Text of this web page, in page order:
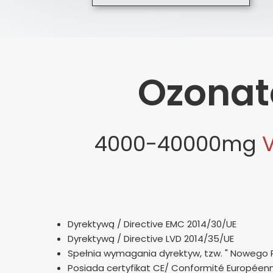
Jaki ozonator
Ozonator z
Lampa
Akcesoria do
Maski Filtry i Filtropochłaniacze
Opinie o firmie
4000-40000mg
Dyrektywą / Directive EMC 2014/30/UE
Dyrektywą / Directive LVD 2014/35/UE
Spełnia wymagania dyrektyw, tzw. " Nowego
Posiada certyfikat CE/ Conformité